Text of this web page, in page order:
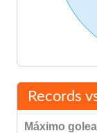
Records
Máximo